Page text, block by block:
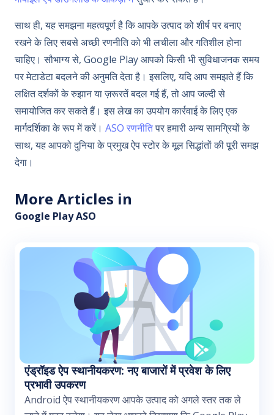
साथ ही, यह समझना महत्वपूर्ण है कि आपके उत्पाद को शीर्ष पर बनाए
रखने के लिए सबसे अच्छी रणनीति को भी लचीला और गतिशील होना
चाहिए। सौभाग्य से, Google Play आपको किसी भी सुविधाजनक समय
पर मेटाडेटा बदलने की अनुमति देता है। इसलिए, यदि आप समझते हैं कि
लक्षित दर्शकों के रुझान या ज़रूरतें बदल गई हैं, तो आप जल्दी से
समायोजित कर सकते हैं। इस लेख का उपयोग कार्रवाई के लिए एक
मार्गदर्शिका के रूप में करें। ASO रणनीतिपर हमारी अन्य सामग्रियों के
साथ, यह आपको दुनिया के प्रमुख ऐप स्टोर के मूल सिद्धांतों की पूरी समझ
देगा।
More Articles in
Google Play ASO
एंड्रॉइड ऐप स्थानीयकरण: नए बाजारों में प्रवेश के लिए
प्रभावी उपकरण
Android ऐप स्थानीयकरण आपके उत्पाद को अगले स्तर तक ले